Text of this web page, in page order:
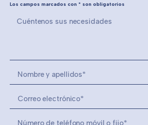
Los campos marcados con * son obligatorios